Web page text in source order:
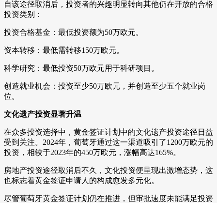
自该途径取消后，投资者的兴趣明显转向其他仍在开放的合格
投资类别：
投资合格基金：最低投资额为50万欧元。
资本转移：最低需转移150万欧元。
科学研究：最低投资50万欧元用于科研项目。
创造就业机会：投资至少50万欧元，并创造至少五个就业岗
位。
文化遗产投资显著升温
在众多投资选择中，黄金签证计划中的文化遗产投资途径日益
受到关注。2024年，葡萄牙通过这一渠道吸引了1200万欧元的
投资，相较于2023年的450万欧元，涨幅高达165%。
房地产投资途径取消后不久，文化投资便呈现出激增态势，这
也标志着黄金签证申请人的构成愈发多元化。
尽管葡萄牙黄金签证计划仍在推进，但审批速度未能满足投资